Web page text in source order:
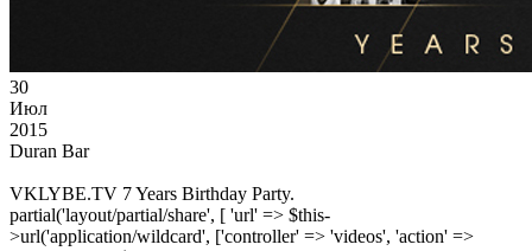
30
Июл
2015
Duran Bar
VKLYBE.TV 7 Years Birthday Party.
partial('layout/partial/share', [ 'url' => $this-
>url('application/wildcard', ['controller' => 'videos', 'action' =>